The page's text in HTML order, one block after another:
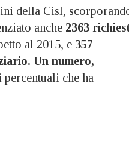
della Cisl,
anche 2363
al 2015, e 357
Un numero,
percentuali che ha